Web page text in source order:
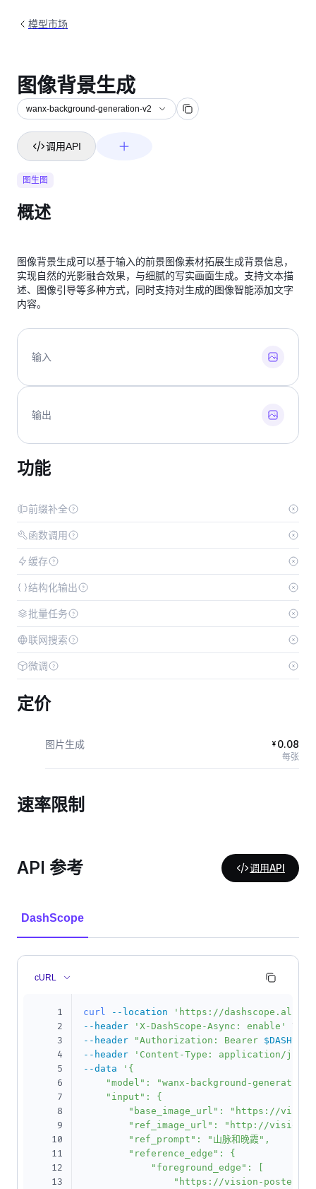
模型市场
图像背景生成
wanx-background-generation-v2
调用API
图生图
概述
图像背景生成可以基于输入的前景图像素材拓展生成背景信息，
实现自然的光影融合效果，与细腻的写实画面生成。支持文本描
述、图像引导等多种方式，同时支持对生成的图像智能添加文字
内容。
输入
输出
功能
前缀补全
函数调用
缓存
结构化输出
批量任务
联网搜索
微调
定价
图片生成 ¥ 0.08
每张
速率限制
API 参考 调用API
DashScope
cURL
1
2
3
4
5
6
7
8
9
10
11
12
13
curl --location
'https://
--header
'X-DashScope-Async: enable'
\
--header
"Authorization: Bearer
--header
'Content-Type: application/json'
--data
'{
"model": "wanx-background-
    "input": {
"base_image_url": "https://
"ref_image_url": "http://vision-
        "ref_prompt": "山脉和晚霞",
        "reference_edge": {
            "foreground_edge": [
"https://vision-